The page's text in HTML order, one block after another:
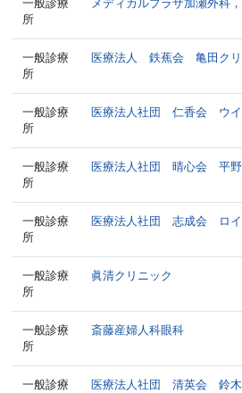
一般診療
所
メディカルプラザ加瀬外科
一般診療
所
医療法人 鉄蕉会 亀田クリ
一般診療
所
医療法人社団 仁香会 ウイ
一般診療
所
医療法人社団 晴心会 平
一般診療
所
医療法人社団 志成会 ロイ
一般診療
所
眞清クリニック
一般診療
所
斎藤産婦人科眼科
一般診療
医療法人社団 清英会 鈴木